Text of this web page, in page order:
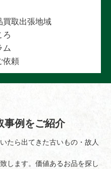
買取出張地域
ろ
ム
依頼
事例をご紹介
たら出てきた古いもの・故人
します。価値あるお品を探し